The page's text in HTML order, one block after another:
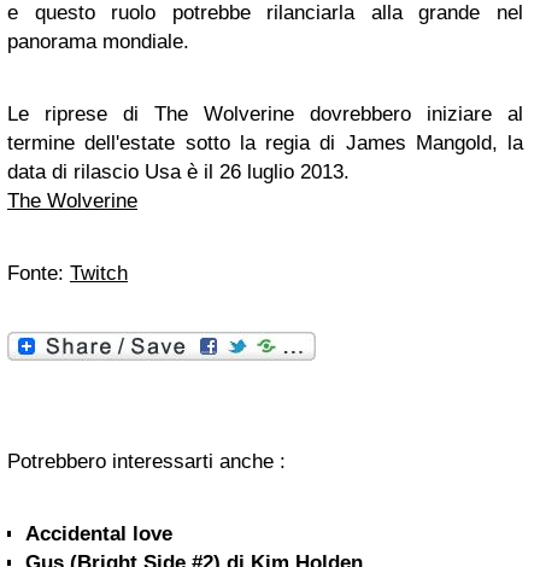
e questo ruolo potrebbe rilanciarla alla grande nel
panorama mondiale.
Le riprese di The Wolverine dovrebbero iniziare al
termine dell'estate sotto la regia di James Mangold, la
data di rilascio Usa è il 26 luglio 2013.
The Wolverine
Fonte: Twitch
Potrebbero interessarti anche :
Accidental love